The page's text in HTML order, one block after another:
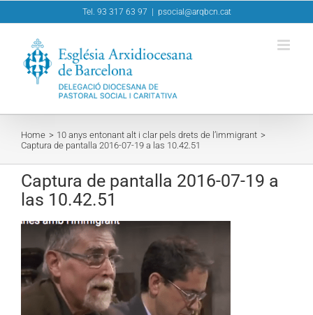
to
Tel. 93 317 63 97 psocial@arqbcn.cat
Home
10 anys entonant alt i clar pels drets de l’immigrant
Captura de pantalla 2016-07-19 a las 10.42.51
Captura de pantalla 2016-07-19 a
las 10.42.51